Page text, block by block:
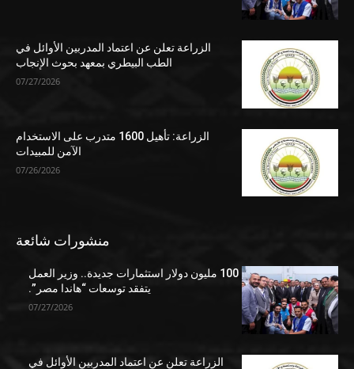
الزراعة تعلن عن اعتماد المدربين الأوائل في
الطب البيطري بمعهد بحوث الإنجاب
07/27/2026
الزراعة: تأهيل 1600 متدرب على الاستخدام
الآمن للمبيدات
07/26/2026
منشورات شائعة
100 مليون دولار استثمارات جديدة.. وزير العمل
يتفقد توسعات “هاندا مصر”.
07/27/2026
الزراعة تعلن عن اعتماد المدربين الأوائل في